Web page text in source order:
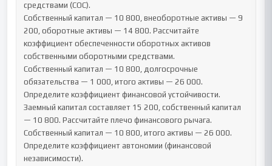
средствами (СОС).
Собственный капитал — 10 800, внеоборотные активы — 9
200, оборотные активы — 14 800. Рассчитайте
коэффициент обеспеченности оборотных активов
собственными оборотными средствами.
Собственный капитал — 10 800, долгосрочные
обязательства — 1 000, итого активы — 26 000.
Определите коэффициент финансовой устойчивости.
Заемный капитал составляет 15 200, собственный капитал
— 10 800. Рассчитайте плечо финансового рычага.
Собственный капитал — 10 800, итого активы — 26 000.
Определите коэффициент автономии (финансовой
независимости).